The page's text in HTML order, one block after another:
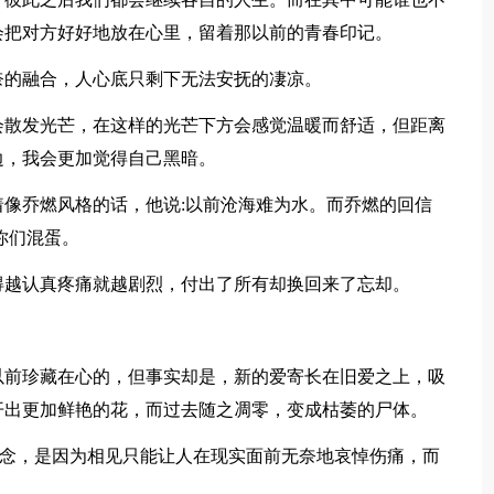
对方好好地放在心里，留着那以前的青春印记。
合，人心底只剩下无法安抚的凄凉。
光芒，在这样的光芒下方会感觉温暖而舒适，但距离
我会更加觉得自己黑暗。
燃风格的话，他说:以前沧海难为水。而乔燃的回信
混蛋。
真疼痛就越剧烈，付出了所有却换回来了忘却。
藏在心的，但事实却是，新的爱寄长在旧爱之上，吸
更加鲜艳的花，而过去随之凋零，变成枯萎的尸体。
是因为相见只能让人在现实面前无奈地哀悼伤痛，而